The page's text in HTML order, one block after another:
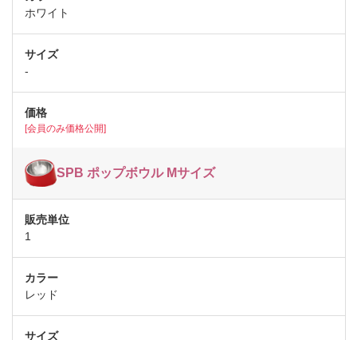
ホワイト
-
[会員のみ価格公開]
SPB ポップボウル Mサイズ
1
レッド